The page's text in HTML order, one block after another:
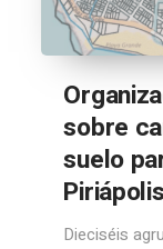
sobre
suelo
Dieciséis